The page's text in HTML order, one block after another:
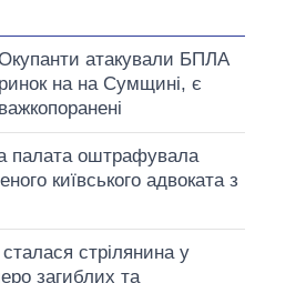
атакували БПЛА
ринок на на Сумщині, є
важкопоранені
палата оштрафувала
київського адвоката з
стрілянина у
загиблих та